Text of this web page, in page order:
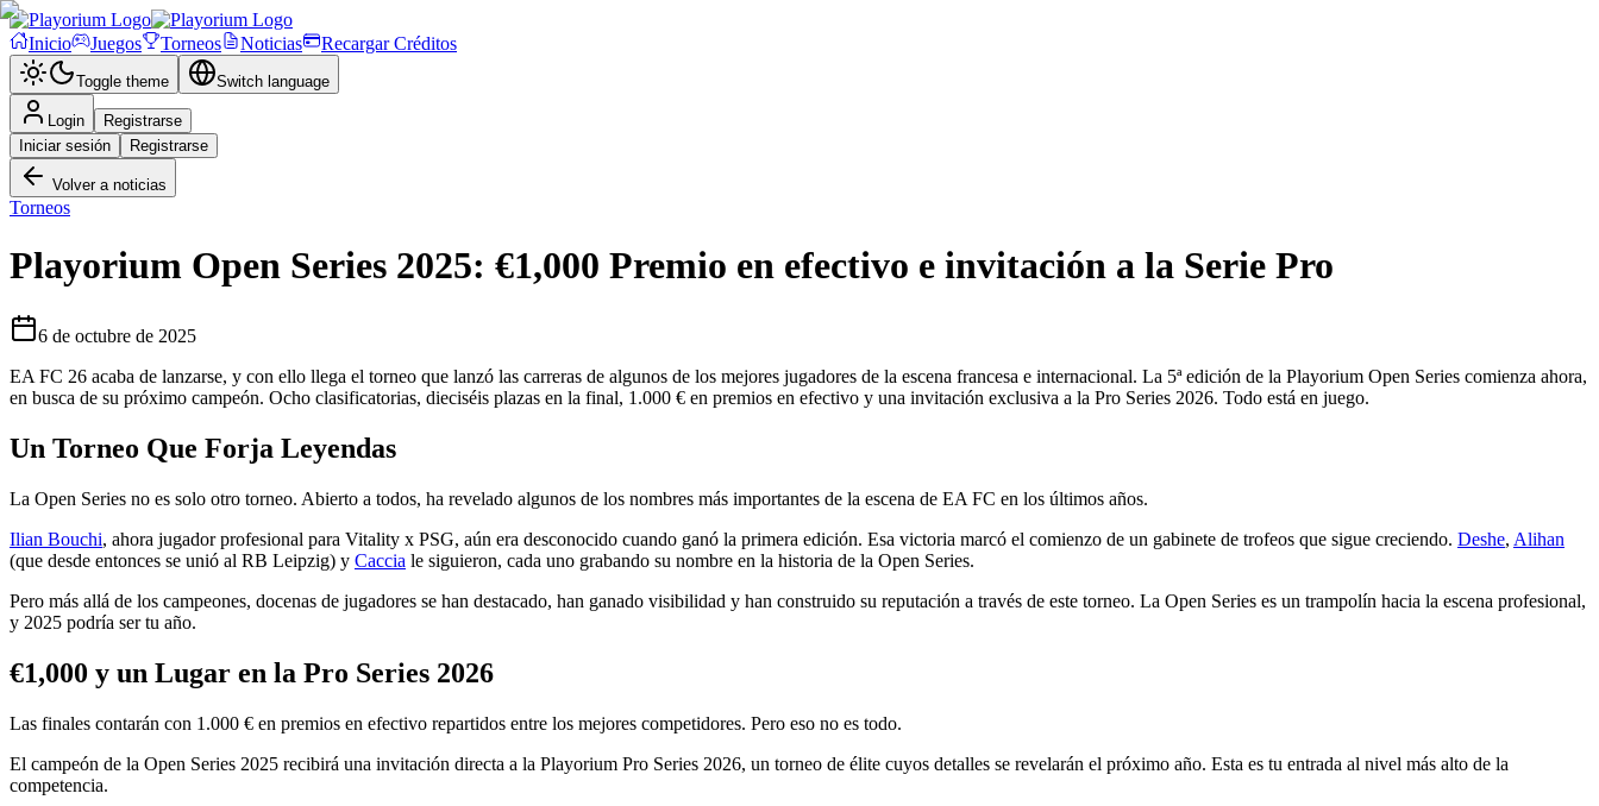
Inicio Juegos Torneos Noticias Recargar Créditos
Toggle theme Switch language
Login
Registrarse
Iniciar sesión
Registrarse
Volver a noticias
Torneos
Playorium Open Series 2025: €1,000 Premio en efectivo e invitación a la Serie Pro
6 de octubre de 2025
EA FC 26 acaba de lanzarse, y con ello llega el torneo que lanzó las carreras de algunos de los mejores jugadores de la escena francesa e internacional. La 5ª edición de la Playorium Open Series comienza ahora,
en busca de su próximo campeón. Ocho clasificatorias, dieciséis plazas en la final, 1.000 € en premios en efectivo y una invitación exclusiva a la Pro Series 2026. Todo está en juego.
Un Torneo Que Forja Leyendas
La Open Series no es solo otro torneo. Abierto a todos, ha revelado algunos de los nombres más importantes de la escena de EA FC en los últimos años.
Ilian Bouchi, ahora jugador profesional para Vitality x PSG, aún era desconocido cuando ganó la primera edición. Esa victoria marcó el comienzo de un gabinete de trofeos que sigue creciendo. Deshe, Alihan
(que desde entonces se unió al RB Leipzig) y Caccia le siguieron, cada uno grabando su nombre en la historia de la Open Series.
Pero más allá de los campeones, docenas de jugadores se han destacado, han ganado visibilidad y han construido su reputación a través de este torneo. La Open Series es un trampolín hacia la escena profesional,
y 2025 podría ser tu año.
€1,000 y un Lugar en la Pro Series 2026
Las finales contarán con 1.000 € en premios en efectivo repartidos entre los mejores competidores. Pero eso no es todo.
El campeón de la Open Series 2025 recibirá una invitación directa a la Playorium Pro Series 2026, un torneo de élite cuyos detalles se revelarán el próximo año. Esta es tu entrada al nivel más alto de la
competencia.